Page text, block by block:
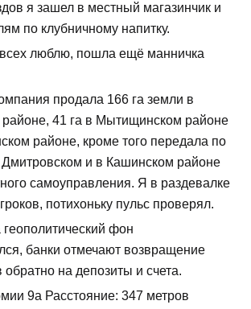
я зашел в местный магазинчик и
по клубничному напитку.
люблю, пошла ещё манничка
продала 166 га земли в
41 га в Мытищинском районе
районе, кроме того передала по
Дмитровском и в Кашинском районе
самоуправления. Я в раздевалке
потихоньку пульс проверял.
геополитический фон
банки отмечают возвращение
обратно на депозиты и счета.
9а Расстояние: 347 метров